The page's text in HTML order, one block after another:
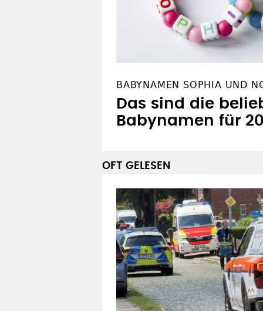
BABYNAMEN SOPHIA UND
Das sind die
Babynamen für
OFT GELESEN